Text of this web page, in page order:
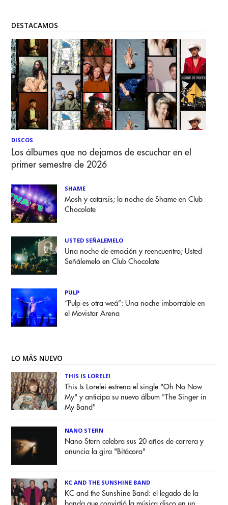
DESTACAMOS
DISCOS
Los álbumes que no dejamos de escuchar en el
primer semestre de 2026
SHAME
Mosh y catarsis; la noche de Shame en Club
Chocolate
USTED SEÑALEMELO
Una noche de emoción y reencuentro; Usted
Señálemelo en Club Chocolate
PULP
“Pulp es otra weá”: Una noche imborrable en
el Movistar Arena
LO MÁS NUEVO
THIS IS LORELEI
This Is Lorelei estrena el single "Oh No Now
My" y anticipa su nuevo álbum "The Singer in
My Band"
NANO STERN
Nano Stern celebra sus 20 años de carrera y
anuncia la gira "Bitácora"
KC AND THE SUNSHINE BAND
KC and the Sunshine Band: el legado de la